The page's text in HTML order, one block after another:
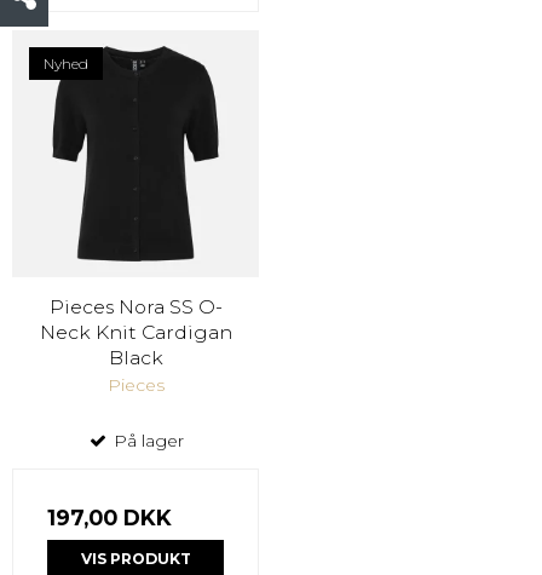
Nyhed
Pieces Nora SS O-
Neck Knit Cardigan
Black
Pieces
På lager
197,00 DKK
VIS PRODUKT